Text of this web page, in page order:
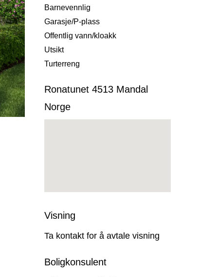
Barnevennlig
Garasje/P-plass
Offentlig vann/kloakk
Utsikt
Turterreng
Ronatunet 4513 Mandal
Norge
Visning
Ta kontakt for å avtale visning
Boligkonsulent